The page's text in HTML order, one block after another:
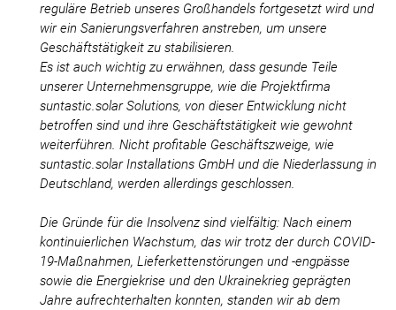
reguläre Betrieb unseres Großhandels fortgesetzt wird und
wir ein Sanierungsverfahren anstreben, um unsere
Geschäftstätigkeit zu stabilisieren.
Es ist auch wichtig zu erwähnen, dass gesunde Teile
unserer Unternehmensgruppe, wie die Projektfirma
suntastic.solar Solutions, von dieser Entwicklung nicht
betroffen sind und ihre Geschäftstätigkeit wie gewohnt
weiterführen. Nicht profitable Geschäftszweige, wie
suntastic.solar Installations GmbH und die Niederlassung in
Deutschland, werden allerdings geschlossen.
Die Gründe für die Insolvenz sind vielfältig: Nach einem
kontinuierlichen Wachstum, das wir trotz der durch COVID-
19-Maßnahmen, Lieferkettenstörungen und -engpässe
sowie die Energiekrise und den Ukrainekrieg geprägten
Jahre aufrechterhalten konnten, standen wir ab dem